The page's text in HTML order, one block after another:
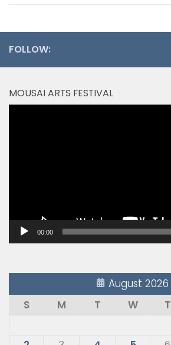
FOLLOW:
MOUSAI ARTS FESTIVAL
00:00
August 2026
S
M T W T